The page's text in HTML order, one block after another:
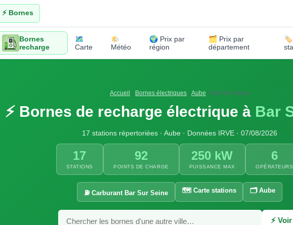
⚡ Bornes
Bornes
recharge
🗺️
Carte
🌤️
Météo
🌍 Prix par
région
🗂️ Prix par
département
🏷️
Accueil › Bornes électriques ›Aube › Bar Sur Seine
⚡ Bornes de recharge électrique à Bar
17 stations répertoriées · Aube · Données IRVE · 07/08/2026
17
STATIONS
92
POINTS DE CHARGE
250 kW
PUISSANCE MAX
6
OPÉRATEURS
⛽ Carburant Bar Sur Seine 🗺️ Carte stations 🗂️ Aube
⚡ Voir